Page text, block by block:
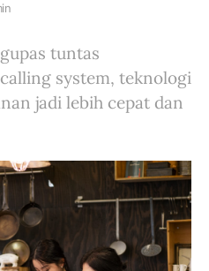
tuntas
system, teknologi
jadi lebih cepat dan